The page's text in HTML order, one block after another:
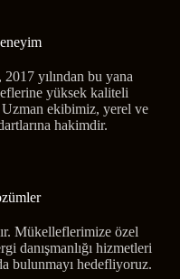
yılından bu yana
yüksek kaliteli
Uzman ekibimiz, yerel ve
hakimdir.
Mükelleflerimize özel
danışmanlığı hizmetleri
bulunmayı hedefliyoruz.